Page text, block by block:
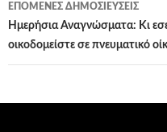
ΕΠΌΜΕΝΕΣ ΔΗΜΟΣΙΕΎΣΕΙΣ
Ημερήσια Αναγνώσματα: Κι
οικοδομείστε σε πνευματικό